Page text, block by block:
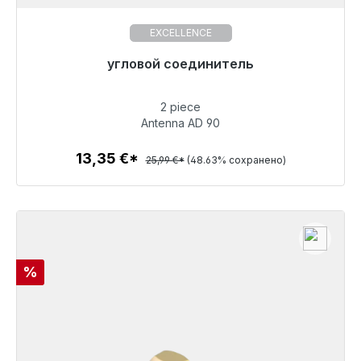
EXCELLENCE
угловой соединитель
Готовы к немедленной отправке, срок поставки
13,35 €
Детали
2 piece
Antenna AD 90
13,35 €* 25,99 €* (48.63% сохранено)
Скидка
%